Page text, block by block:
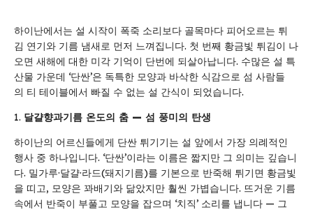
하이난에서는 설 시작이 폭죽 소리보다 골목마다 피어오르는 튀
김 연기와 기름 냄새로 먼저 느껴집니다. 첫 번째 황금빛 튀김이 나
오면 새해에 대한 미각 기억이 단번에 되살아납니다. 수많은 설 특
산물 가운데 ‘단싼’은 독특한 모양과 바삭한 식감으로 섬 사람들
의 티 테이블에서 빠질 수 없는 설 간식이 되었습니다.
달걀향과기름 온도의 춤 — 섬 풍미의 탄생
하이난의 어르신들에게 단싼 튀기기는 설 앞에서 가장 의례적인
행사 중 하나입니다. ‘단싼’이라는 이름은 짧지만 그 의미는 깊습니
다. 밀가루·달걀·라드(돼지기름)를 기본으로 반죽해 튀기면 황금빛
을 띠고, 모양은 꽈배기와 닮았지만 훨씬 가볍습니다. 뜨거운 기름
속에서 반죽이 부풀고 모양을 잡으며 ‘치직’ 소리를 냅니다 — 그